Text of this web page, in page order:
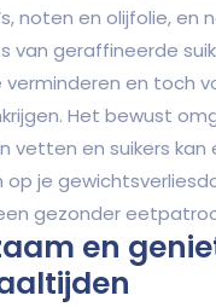
noten en olijfolie, en
van geraffineerde
en toch
Het bewust
vetten en suikers kan
op je
gezonder
en